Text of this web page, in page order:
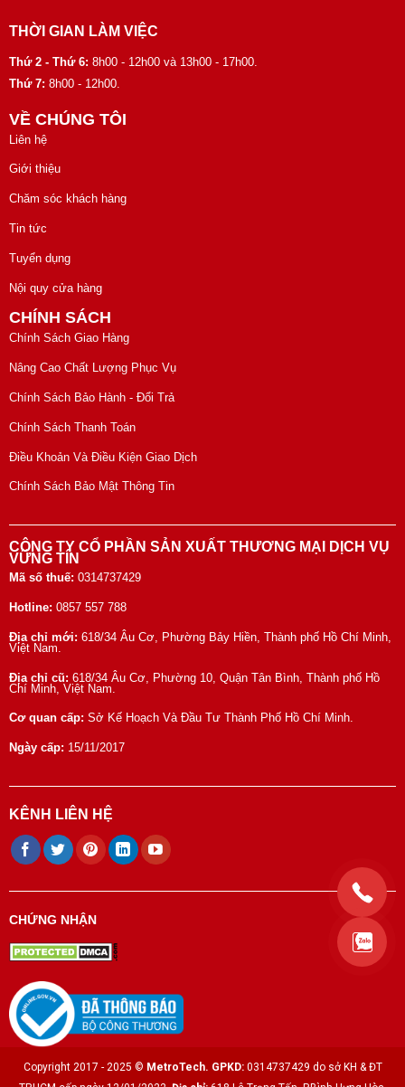
THỜI GIAN LÀM VIỆC
Thứ 2 - Thứ 6: 8h00 - 12h00 và 13h00 - 17h00.
Thứ 7: 8h00 - 12h00.
VỀ CHÚNG TÔI
Liên hệ
Giới thiệu
Chăm sóc khách hàng
Tin tức
Tuyển dụng
Nội quy cửa hàng
CHÍNH SÁCH
Chính Sách Giao Hàng
Nâng Cao Chất Lượng Phục Vụ
Chính Sách Bảo Hành - Đổi Trả
Chính Sách Thanh Toán
Điều Khoản Và Điều Kiện Giao Dịch
Chính Sách Bảo Mật Thông Tin
CÔNG TY CỔ PHẦN SẢN XUẤT THƯƠNG MẠI DỊCH VỤ
VỮNG TÍN
Mã số thuế: 0314737429
Hotline: 0857 557 788
Địa chỉ mới: 618/34 Âu Cơ, Phường Bảy Hiền, Thành phố Hồ Chí Minh,
Việt Nam.
Địa chỉ cũ: 618/34 Âu Cơ, Phường 10, Quận Tân Bình, Thành phố Hồ
Chí Minh, Việt Nam.
Cơ quan cấp: Sở Kế Hoạch Và Đầu Tư Thành Phố Hồ Chí Minh.
Ngày cấp: 15/11/2017
KÊNH LIÊN HỆ
CHỨNG NHẬN
Copyright 2017 - 2025 © MetroTech. GPKD:0314737429 do sở KH & ĐT